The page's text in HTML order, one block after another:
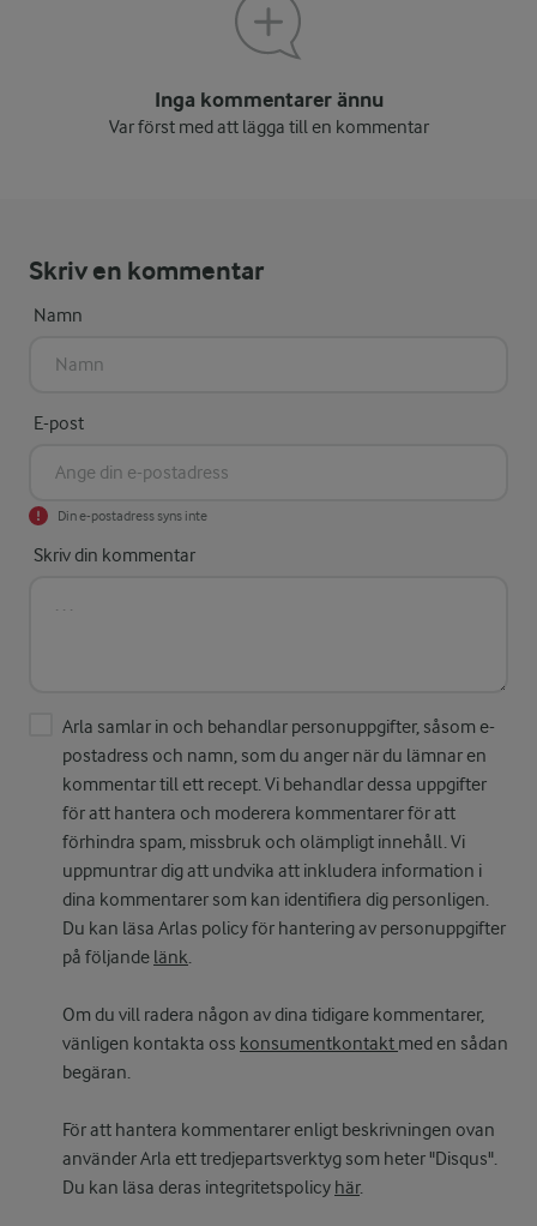
Inga kommentarer ännu
Var först med att lägga till en kommentar
Skriv en kommentar
Namn
E-post
Din e-postadress syns inte
Skriv din kommentar
Arla samlar in och behandlar personuppgifter, såsom e-
postadress och namn, som du anger när du lämnar en
kommentar till ett recept. Vi behandlar dessa uppgifter
för att hantera och moderera kommentarer för att
förhindra spam, missbruk och olämpligt innehåll. Vi
uppmuntrar dig att undvika att inkludera information i
dina kommentarer som kan identifiera dig personligen.
Du kan läsa Arlas policy för hantering av personuppgifter
på följande länk.
Om du vill radera någon av dina tidigare kommentarer,
vänligen kontakta oss konsumentkontakt med en sådan
begäran.
För att hantera kommentarer enligt beskrivningen ovan
använder Arla ett tredjepartsverktyg som heter "Disqus".
Du kan läsa deras integritetspolicy här.